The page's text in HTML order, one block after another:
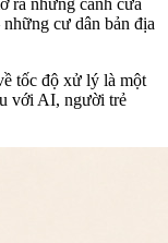
cư dân bản địa
tốc độ xử lý là một
với AI, người trẻ